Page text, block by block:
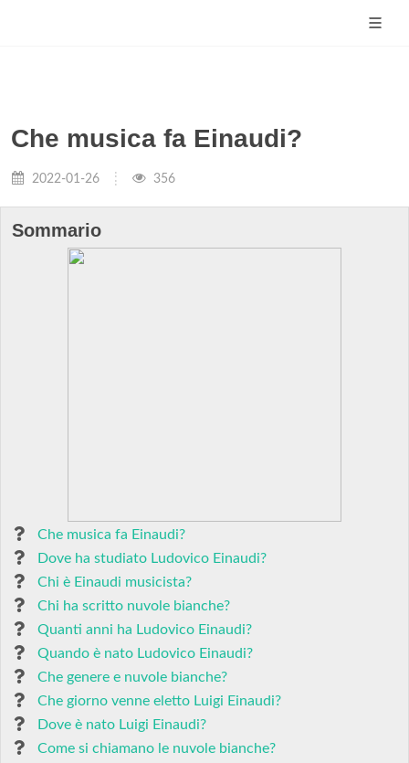
Che musica fa Einaudi?
2022-01-26 356
Sommario
Che musica fa Einaudi?
Dove ha studiato Ludovico Einaudi?
Chi è Einaudi musicista?
Chi ha scritto nuvole bianche?
Quanti anni ha Ludovico Einaudi?
Quando è nato Ludovico Einaudi?
Che genere e nuvole bianche?
Che giorno venne eletto Luigi Einaudi?
Dove è nato Luigi Einaudi?
Come si chiamano le nuvole bianche?